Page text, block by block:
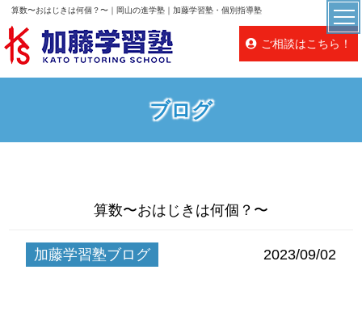
算数〜おはじきは何個？〜｜岡山の進学塾｜加藤学習塾・個別指導塾
ご相談はこちら！
ブログ
算数〜おはじきは何個？〜
加藤学習塾ブログ 2023/09/02